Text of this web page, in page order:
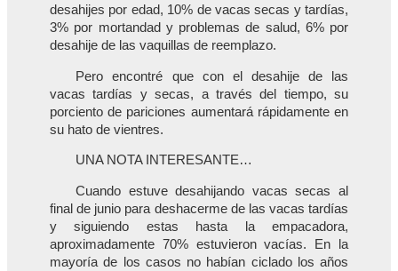
desahijes por edad, 10% de vacas secas y tardías,
3% por mortandad y problemas de salud, 6% por
desahije de las vaquillas de reemplazo.
Pero encontré que con el desahije de las
vacas tardías y secas, a través del tiempo, su
porciento de pariciones aumentará rápidamente en
su hato de vientres.
UNA NOTA INTERESANTE…
Cuando estuve desahijando vacas secas al
final de junio para deshacerme de las vacas tardías
y siguiendo estas hasta la empacadora,
aproximadamente 70% estuvieron vacías. En la
mayoría de los casos no habían ciclado los años